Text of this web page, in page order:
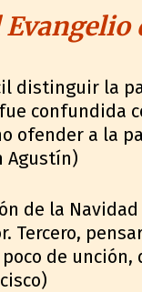
distinguir la
confundida
ofender a la
Agustín)
de la
Tercero,
de unción,